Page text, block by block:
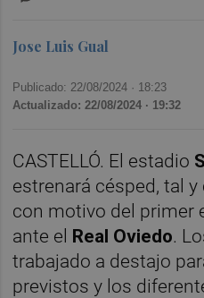
Jose Luis Gual
Publicado: 22/08/2024 · 18:23
Actualizado: 22/08/2024 · 19:32
CASTELLÓ. El estadio
estrenará césped, tal
con motivo del primer
ante el Real Oviedo.
trabajado a destajo
previstos y los